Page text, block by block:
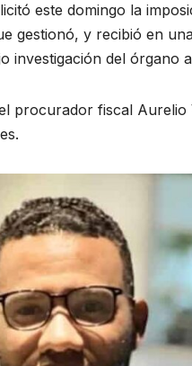
este domingo la
gestionó, y recibió en
investigación del órgano
procurador fiscal Aurelio